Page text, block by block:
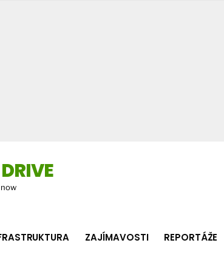
ZAJÍMAVOSTI REPORTÁŽE